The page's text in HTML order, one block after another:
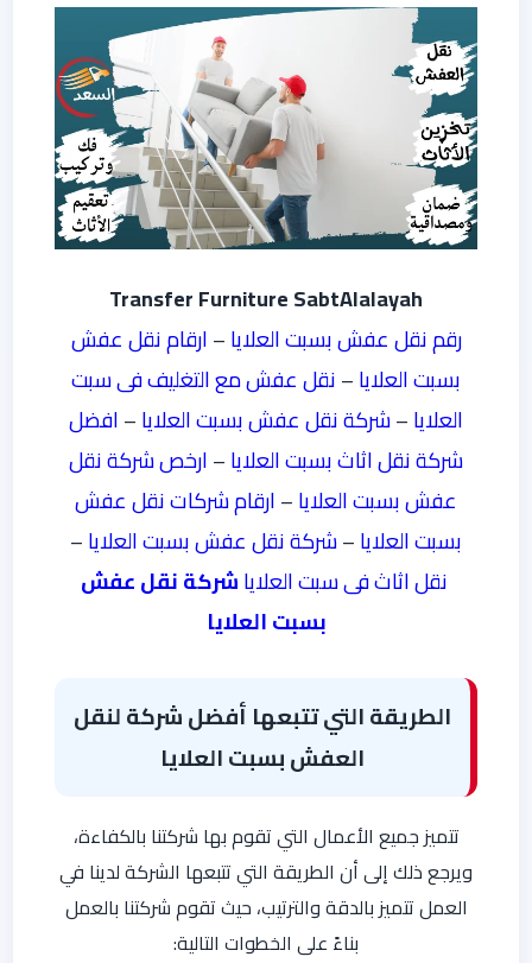
Transfer FurnitureSabtAlalayah
رقم نقل عفش بسبت العلايا–ارقام نقل عفش
بسبت العلايا–نقل عفش مع التغليف فى سبت
العلايا–شركة نقل عفش بسبت العلايا–افضل
شركة نقل اثاث بسبت العلايا–ارخص شركة نقل
عفش بسبت العلايا–ارقام شركات نقل عفش
بسبت العلايا–شركة نقل عفش بسبت العلايا–
نقل اثاث فى سبت العلاياشركة نقل عفش
بسبت العلايا
الطريقة التي تتبعها أفضل شركة لنقل
العفش بسبت العلايا
تتميز جميع الأعمال التي تقوم بها شركتنا بالكفاءة،
ويرجع ذلك إلى أن الطريقة التي تتبعها الشركة لدينا في
العمل تتميز بالدقة والترتيب، حيث تقوم شركتنا بالعمل
بناءً على الخطوات التالية: